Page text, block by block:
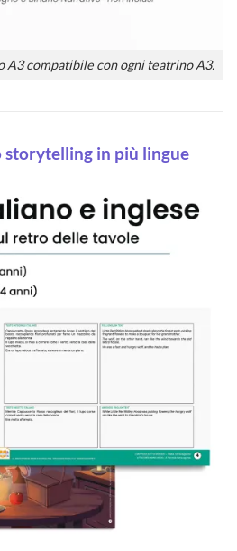
A3 compatibile con ogni teatrino A3.
in più lingue